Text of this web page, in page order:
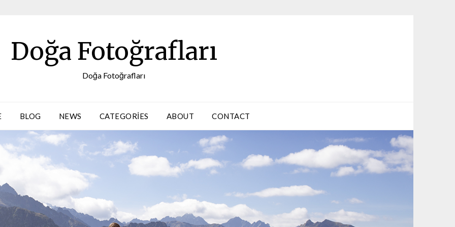
Doğa Fotoğrafları
Doğa Fotoğrafları
BLOG NEWS CATEGORIES ABOUT CONTACT